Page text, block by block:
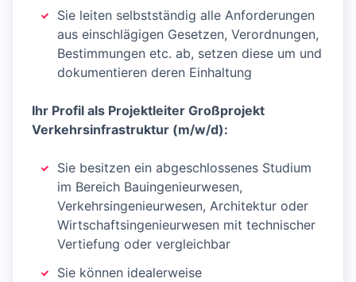
Sie leiten selbstständig alle Anforderungen
aus einschlägigen Gesetzen, Verordnungen,
Bestimmungen etc. ab, setzen diese um und
dokumentieren deren Einhaltung
Ihr Profil als Projektleiter Großprojekt
Verkehrsinfrastruktur (m/w/d):
Sie besitzen ein abgeschlossenes Studium
im Bereich Bauingenieurwesen,
Verkehrsingenieurwesen, Architektur oder
Wirtschaftsingenieurwesen mit technischer
Vertiefung oder vergleichbar
Sie können idealerweise